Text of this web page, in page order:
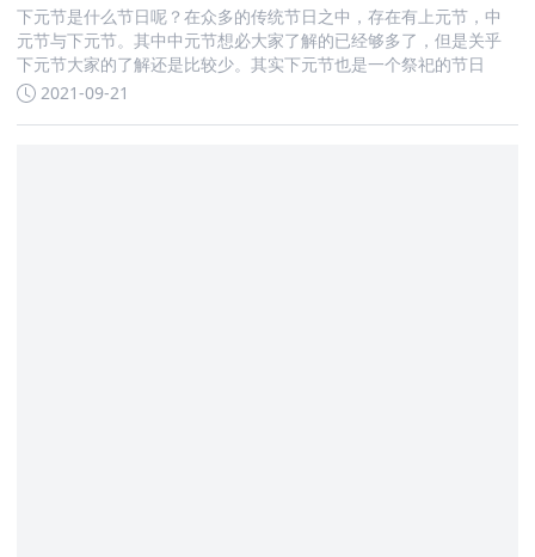
下元节是什么节日呢？在众多的传统节日之中，存在有上元节，中
元节与下元节。其中中元节想必大家了解的已经够多了，但是关乎
下元节大家的了解还是比较少。其实下元节也是一个祭祀的节日
2021-09-21